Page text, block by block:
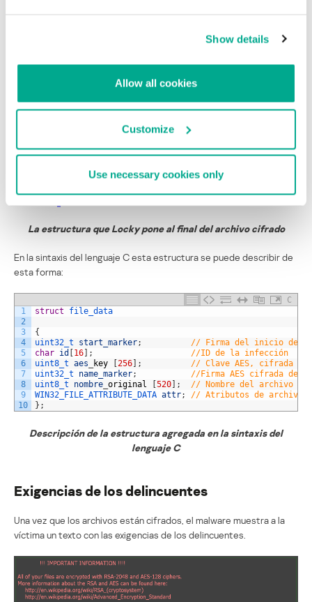
Show details
Allow all cookies
Customize
Use necessary cookies only
Para cada archivo encontrado, Locky genera una nueva clave de 128
bits y cifra el contenido del archivo con el algoritmo AES-128 en
modo CTR. El archivo cifrado recibe un nombre tipo <ID 16
caracteres hex> <16 caracteres hex aleatorios> .locky. Al final del
archivo se coloca la siguiente estructura:
La estructura que Locky pone al final del archivo cifrado
En la sintaxis del lenguaje C esta estructura se puede describir de
esta forma:
C
1
2
3
4
5
6
7
8
9
10
struct file_data
{
uint32_t start_marker;
// Firma del inicio de la
char id 16 ;
//ID de la infección
uint8_t aes key 256 ;
// Clave AES, cifrada con
uint32_t name_marker;
//Firma AES cifrada de
uint8_t nombre original 520 ;
// Nombre del archivo
WIN32_FILE_ATTRIBUTE_DATA attr;
// Atributos de archivo
} ;
Descripción de la estructura agregada en la sintaxis del
lenguaje C
Exigencias de los delincuentes
Una vez que los archivos están cifrados, el malware muestra a la
víctima un texto con las exigencias de los delincuentes.